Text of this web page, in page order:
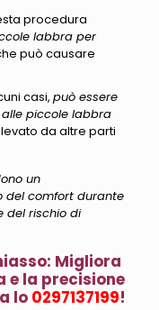
procedura
labbra per
può causare
casi, può essere
piccole labbra
da altre parti
un
del comfort durante
del rischio di
Migliora
e la precisione
lo 0297137199!